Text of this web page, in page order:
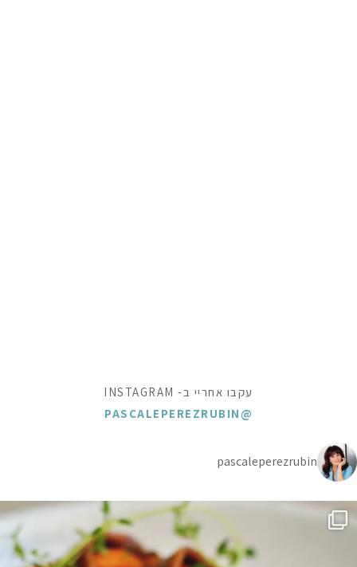
עקבו אחריי ב- INSTAGRAM
@PASCALEPEREZRUBIN
pascaleperezrubin